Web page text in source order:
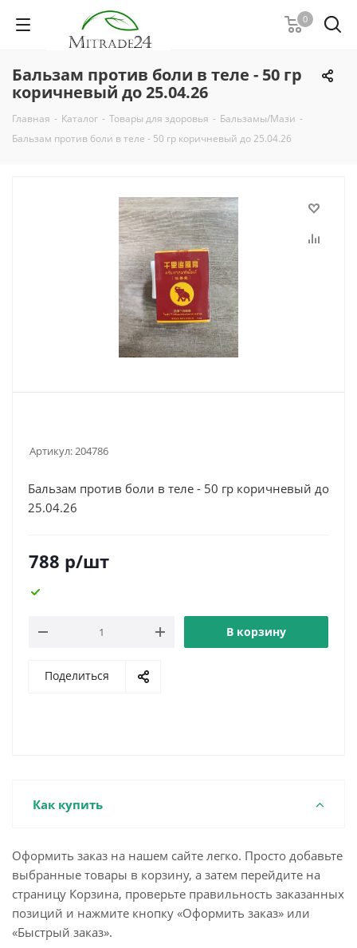
0
Бальзам против боли в теле - 50 гр
коричневый до 25.04.26
Главная - Каталог - Товары для здоровья - Бальзамы/Мази -
Бальзам против боли в теле - 50 гр коричневый до 25.04.26
Артикул:204786
Бальзам против боли в теле - 50 гр коричневый до
25.04.26
788 р/шт
В корзину
Поделиться
Как купить
Оформить заказ на нашем сайте легко. Просто добавьте
выбранные товары в корзину, а затем перейдите на
страницу Корзина, проверьте правильность заказанных
позиций и нажмите кнопку «Оформить заказ» или
«Быстрый заказ».